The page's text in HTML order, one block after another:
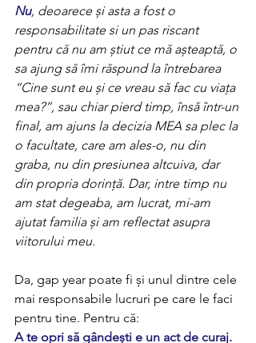
Nu, deoarece și asta a fost o
responsabilitate si un pas riscant
pentru că nu am știut ce mă așteaptă, o
sa ajung să îmi răspund la întrebarea
“Cine sunt eu și ce vreau să fac cu viața
mea?”, sau chiar pierd timp, însă într-un
final, am ajuns la decizia MEA sa plec la
o facultate, care am ales-o, nu din
graba, nu din presiunea altcuiva, dar
din propria dorință. Dar, intre timp nu
am stat degeaba, am lucrat, mi-am
ajutat familia și am reflectat asupra
viitorului meu.
Da, gap year poate fi și unul dintre cele
mai responsabile lucruri pe care le faci
pentru tine. Pentru că:
A te opri să gândești e un act de curaj.